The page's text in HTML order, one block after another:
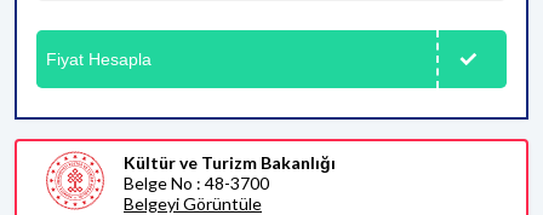
Fiyat Hesapla
Kültür ve Turizm Bakanlığı
Belge No : 48-3700
Belgeyi Görüntüle